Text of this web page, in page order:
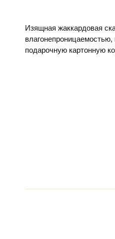
Изящная жаккардовая
влагонепроницаемостью,
подарочную картонную